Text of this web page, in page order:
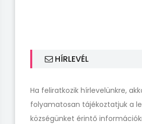
HÍRLEVÉL
Ha feliratkozik hírlevelünkre,
folyamatosan tájékoztatjuk a
községünket érintő